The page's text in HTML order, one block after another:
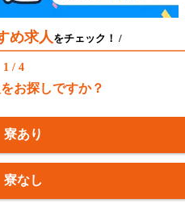
め求人をチェック！ /
1 / 4
お探しですか？
寮あり
寮なし